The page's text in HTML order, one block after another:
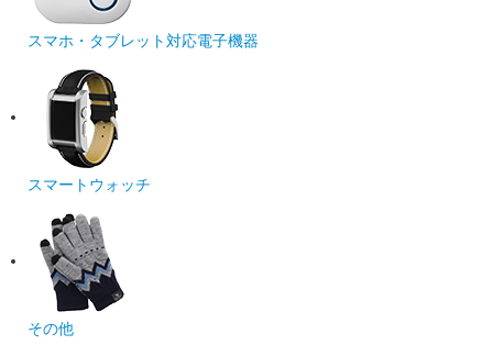
スマホ・タブレット対応電子機器
スマートウォッチ
その他